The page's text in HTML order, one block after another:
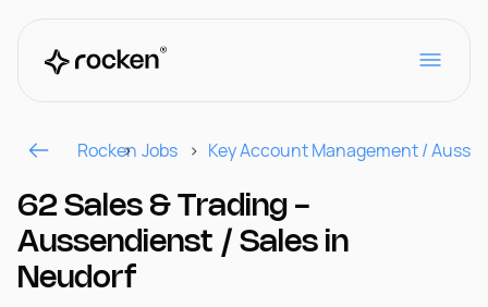
Für Arbeitgeber
Kontakt
Rocken Jobs Key Account Management /
62 Sales & Trading -
Aussendienst / Sales in
Neudorf